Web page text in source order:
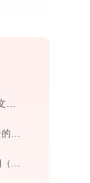
腾讯QQ安装教程：新手下载安装完整图文指南
2026年经典回归：为什么无广告、无后台的QQ影音依然是完美的本地播放器首选？
10个必学的CMD命令：彻底清理C盘空间（2025实战手册）